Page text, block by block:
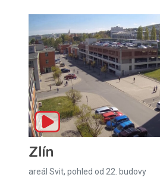
Zlín
areál Svit, pohled od 22. budovy